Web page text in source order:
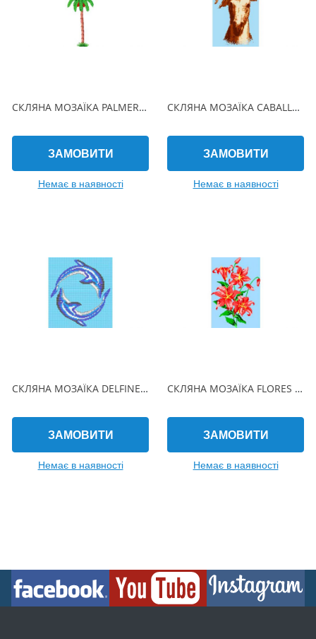
СКЛЯНА МОЗАЇКА PALMERA 530х310 (2.5 x 2.5 см) на папері
ЗАМОВИТИ
Немає в наявності
СКЛЯНА МОЗАЇКА CABALLO 150х225 (2.5 x 2.5 см) на папері
ЗАМОВИТИ
Немає в наявності
СКЛЯНА МОЗАЇКА DELFINES CIRCULO 190х215 (2.5 x 2.5 см) на папері
ЗАМОВИТИ
Немає в наявності
СКЛЯНА МОЗАЇКА FLORES 470х940 (2.5 x 2.5 см) на папері
ЗАМОВИТИ
Немає в наявності